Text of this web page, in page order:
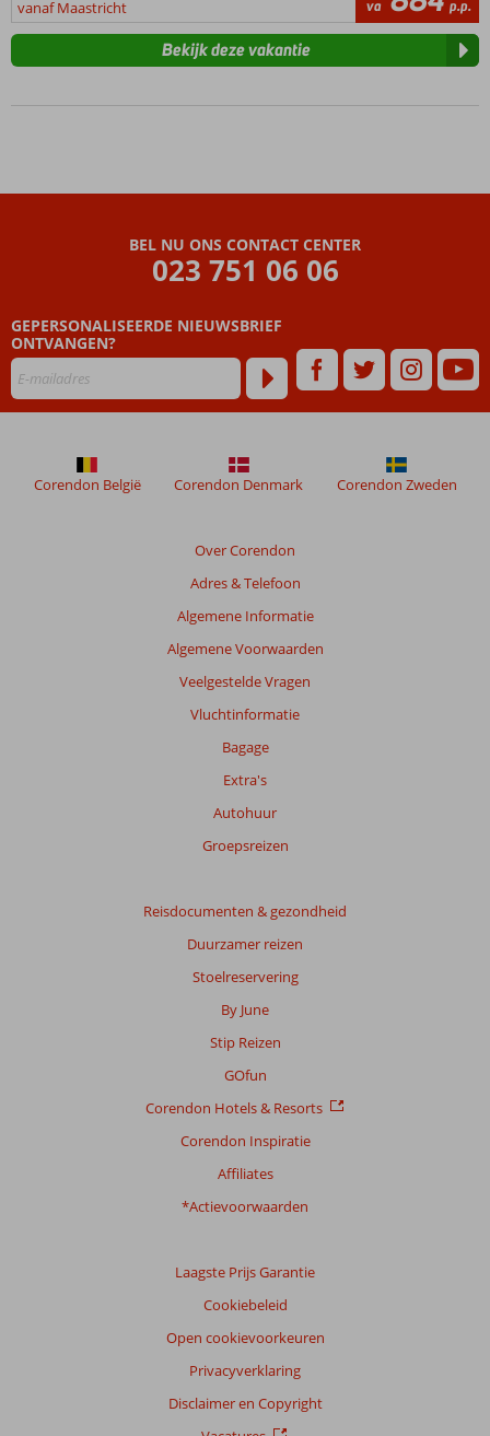
vanaf Maastricht
va p.p.
Bekijk deze vakantie
BEL NU ONS CONTACT CENTER
023 751 06 06
GEPERSONALISEERDE NIEUWSBRIEF
ONTVANGEN?
Over Corendon
Adres & Telefoon
Algemene Informatie
Algemene Voorwaarden
Veelgestelde Vragen
Vluchtinformatie
Bagage
Extra's
Autohuur
Groepsreizen
Reisdocumenten & gezondheid
Duurzamer reizen
Stoelreservering
By June
Stip Reizen
GOfun
Corendon Hotels & Resorts
Corendon Inspiratie
Affiliates
*Actievoorwaarden
Laagste Prijs Garantie
Cookiebeleid
Open cookievoorkeuren
Privacyverklaring
Disclaimer en Copyright
Corendon België Corendon Denmark Corendon Zweden